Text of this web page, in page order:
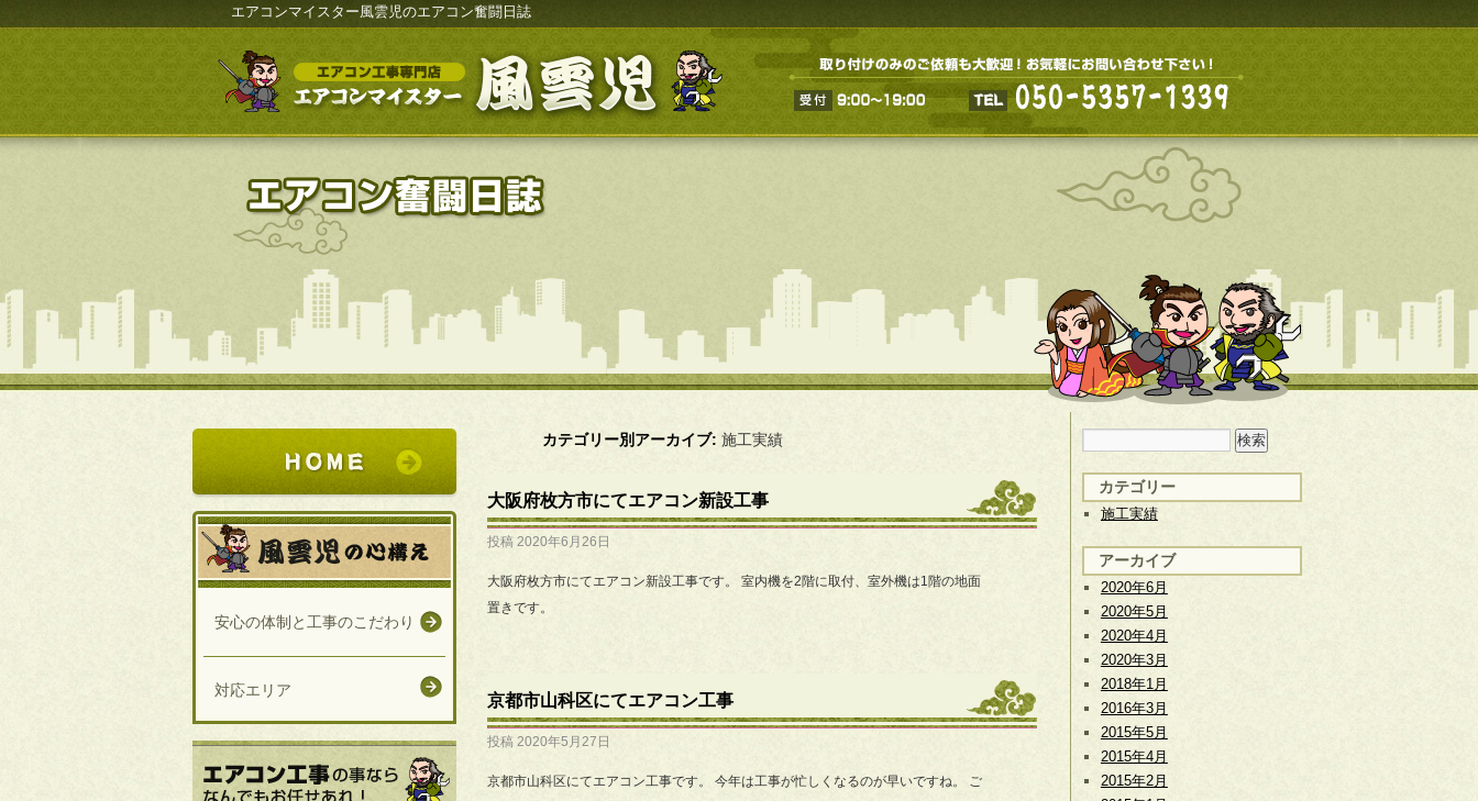
エアコンマイスター風雲児のエアコン奮闘日誌
安心の体制と工事のこだわり
対応エリア
カテゴリー別アーカイブ: 施工実績
大阪府枚方市にてエアコン新設工事
投稿 2020年6月26日
大阪府枚方市にてエアコン新設工事です。 室内機を2階に取付、室外機は1階の地面
置きです。
京都市山科区にてエアコン工事
投稿 2020年5月27日
京都市山科区にてエアコン工事です。 今年は工事が忙しくなるのが早いですね。 ご
カテゴリー
施工実績
アーカイブ
2020年6月
2020年5月
2020年4月
2020年3月
2018年1月
2016年3月
2015年5月
2015年4月
2015年2月